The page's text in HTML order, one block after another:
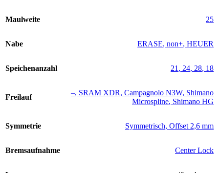
Maulweite 25
Nabe ERASE, non+, HEUER
Speichenanzahl 21 , 24, 28, 18
Freilauf
–, SRAM XDR, Campagnolo N3W, Shimano
Microspline, Shimano HG
Symmetrie Symmetrisch, Offset 2,6 mm
Bremsaufnahme Center Lock